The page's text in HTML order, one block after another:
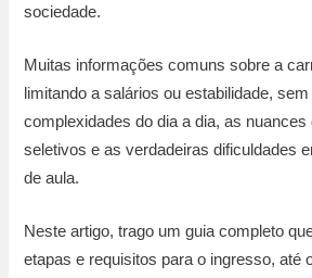
sociedade.
Muitas informações comuns sobre a
limitando a salários ou estabilidade,
complexidades do dia a dia, as
seletivos e as verdadeiras dificuldades
de aula.
Neste artigo, trago um guia completo
etapas e requisitos para o ingresso, até